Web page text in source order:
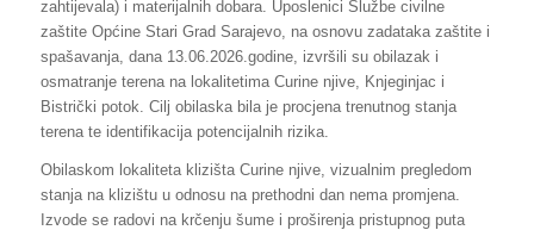
zahtijevala) i materijalnih dobara. Uposlenici Službe civilne
zaštite Općine Stari Grad Sarajevo, na osnovu zadataka zaštite i
spašavanja, dana 13.06.2026.godine, izvršili su obilazak i
osmatranje terena na lokalitetima Curine njive, Knjeginjac i
Bistrički potok. Cilj obilaska bila je procjena trenutnog stanja
terena te identifikacija potencijalnih rizika.
Obilaskom lokaliteta klizišta Curine njive, vizualnim pregledom
stanja na klizištu u odnosu na prethodni dan nema promjena.
Izvode se radovi na krčenju šume i proširenja pristupnog puta